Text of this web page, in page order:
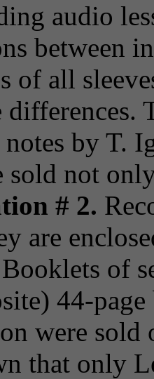
audio
between
of all
notes by T.
not
# 2.
are
of
44-
were sold
that only